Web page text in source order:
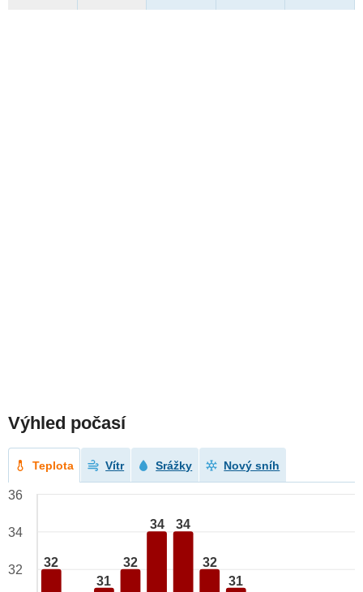
Výhled počasí
Teplota Vítr Srážky Nový sníh
32
31
32
34 34
32
31
36
34
32